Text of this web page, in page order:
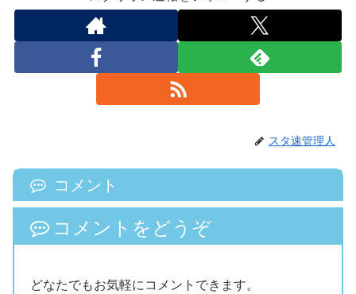
スタ速管理人
コメント
コメントをどうぞ
どなたでもお気軽にコメントできます。